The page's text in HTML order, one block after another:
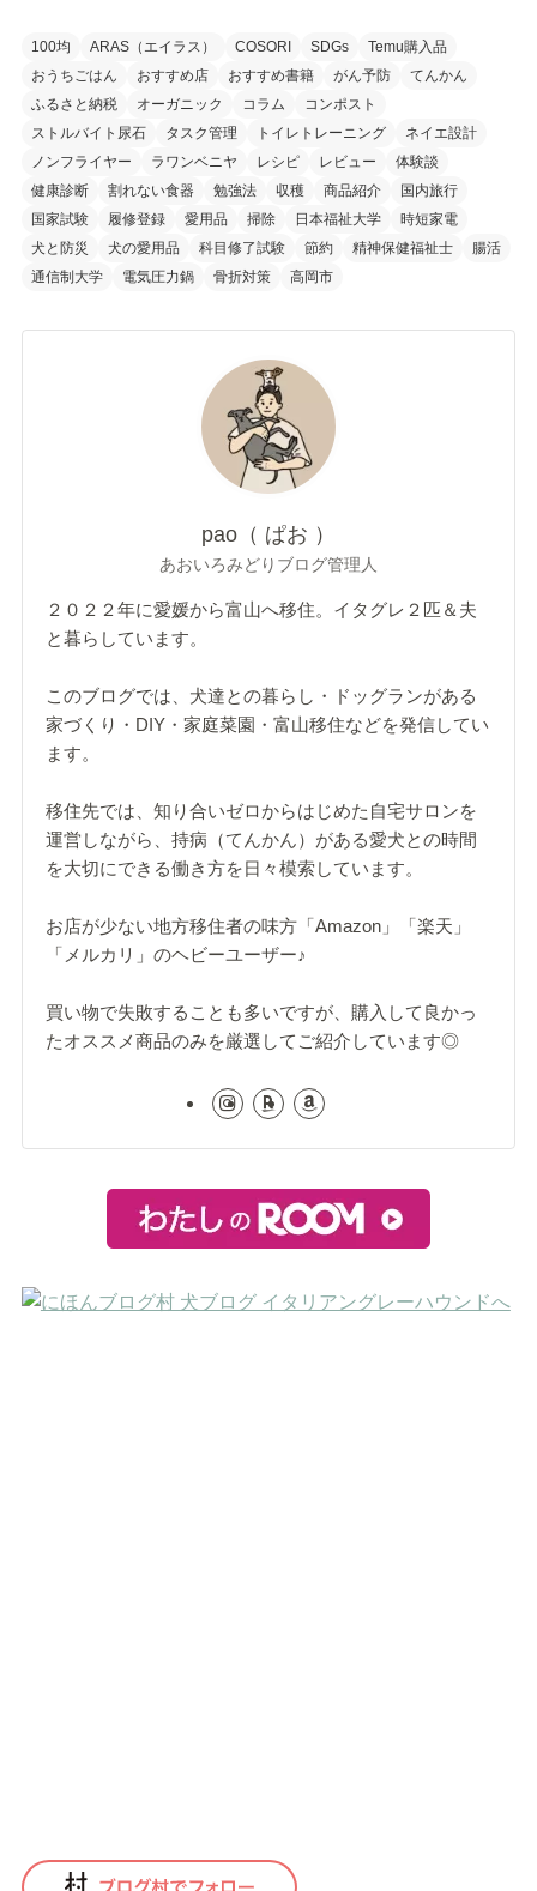
100均 ARAS（エイラス） COSORI SDGs
Temu購入品
おうちごはん
おすすめ店 おすすめ書籍 がん予防
てんかん
ふるさと納税
オーガニック コラム
コンポスト
ストルバイト尿石
タスク管理 トイレトレーニング
ネイエ設計
ノンフライヤー
ラワンベニヤ レシピ レビュー
体験談
健康診断
割れない食器 勉強法 収穫 商品紹介
国内旅行
国家試験
履修登録 愛用品 掃除 日本福祉大学
時短家電
犬と防災
犬の愛用品 科目修了試験 節約 精神保健福祉士
腸活
通信制大学
電気圧力鍋 骨折対策 高岡市
pao（ ぱお ）
あおいろみどりブログ管理人
２０２２年に愛媛から富山へ移住。イタグレ２匹＆夫
と暮らしています。
このブログでは、犬達との暮らし・ドッグランがある
家づくり・DIY・家庭菜園・富山移住などを発信してい
ます。
移住先では、知り合いゼロからはじめた自宅サロンを
運営しながら、持病（てんかん）がある愛犬との時間
を大切にできる働き方を日々模索しています。
お店が少ない地方移住者の味方「Amazon」「楽天」
「メルカリ」のヘビーユーザー♪
買い物で失敗することも多いですが、購入して良かっ
たオススメ商品のみを厳選してご紹介しています◎